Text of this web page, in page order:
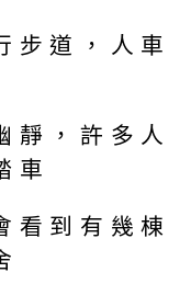
步道，人車
靜，許多人
車
看到有幾棟